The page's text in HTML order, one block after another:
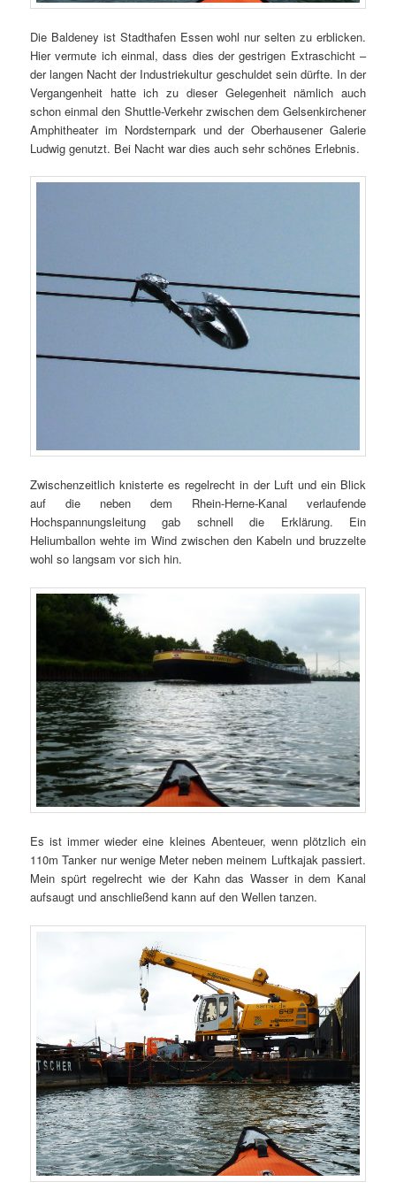
Die Baldeney ist Stadthafen Essen wohl nur selten zu erblicken.
Hier vermute ich einmal, dass dies der gestrigen Extraschicht –
der langen Nacht der Industriekultur geschuldet sein dürfte. In der
Vergangenheit hatte ich zu dieser Gelegenheit nämlich auch
schon einmal den Shuttle-Verkehr zwischen dem Gelsenkirchener
Amphitheater im Nordsternpark und der Oberhausener Galerie
Ludwig genutzt. Bei Nacht war dies auch sehr schönes Erlebnis.
Zwischenzeitlich knisterte es regelrecht in der Luft und ein Blick
auf die neben dem Rhein-Herne-Kanal verlaufende
Hochspannungsleitung gab schnell die Erklärung. Ein
Heliumballon wehte im Wind zwischen den Kabeln und bruzzelte
wohl so langsam vor sich hin.
Es ist immer wieder eine kleines Abenteuer, wenn plötzlich ein
110m Tanker nur wenige Meter neben meinem Luftkajak passiert.
Mein spürt regelrecht wie der Kahn das Wasser in dem Kanal
aufsaugt und anschließend kann auf den Wellen tanzen.